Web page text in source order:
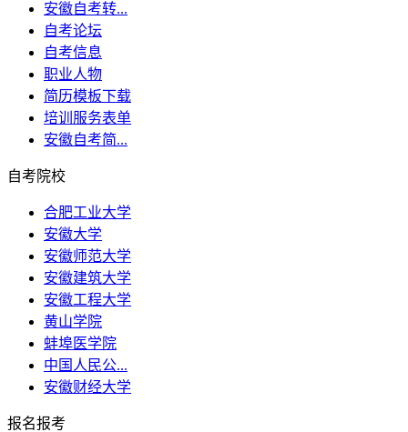
安徽自考转...
自考论坛
自考信息
职业人物
简历模板下载
培训服务表单
安徽自考简...
自考院校
合肥工业大学
安徽大学
安徽师范大学
安徽建筑大学
安徽工程大学
黄山学院
蚌埠医学院
中国人民公...
安徽财经大学
报名报考